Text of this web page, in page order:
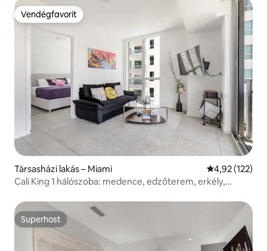
Vendégfavorit
Vendégfavorit
Társasházi lakás – Miami Átlagos
4,92 (122)
Cali King 1 hálószoba: medence, edzőterem, erkély,
Superhost
Superhost